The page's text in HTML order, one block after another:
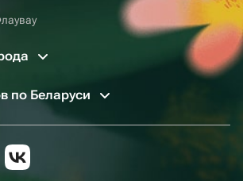
по Беларуси